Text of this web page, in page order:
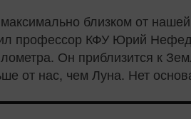
близком от
профессор КФУ Юрий
Он приблизится к
от нас, чем Луна. Нет